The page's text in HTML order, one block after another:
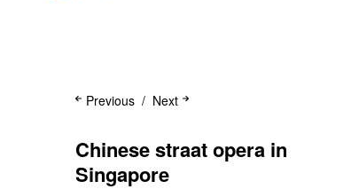
Next
Previous
Chinese straat opera in
Singapore